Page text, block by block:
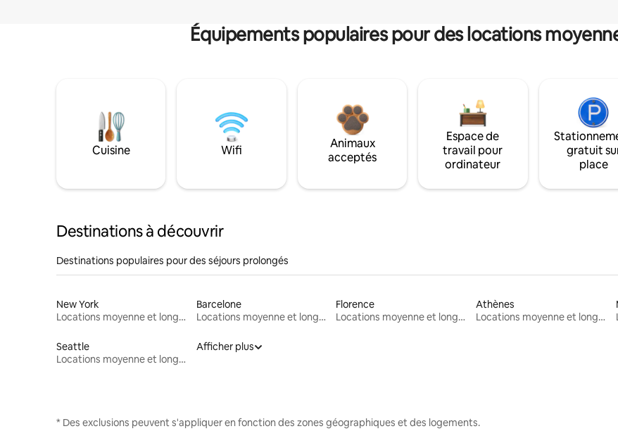
Équipements populaires pour des locations
Cuisine Wifi
Animaux
acceptés
Espace de
travail pour
ordinateur
gratuit
place
Destinations à découvrir
Destinations populaires pour des séjours prolongés
New York
Locations moyenne et longue durée
Barcelone
Locations moyenne et longue durée
Florence
Locations moyenne et longue durée
Athènes
Locations moyenne et longue durée
Seattle
Locations moyenne et longue durée
Afficher plus
* Des exclusions peuvent s'appliquer en fonction des zones géographiques et des logements.